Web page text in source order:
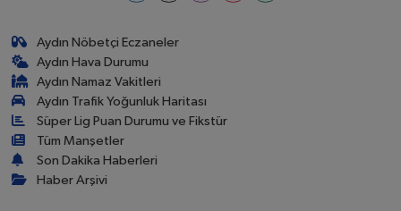
Aydın Nöbetçi Eczaneler
Aydın Hava Durumu
Aydın Namaz Vakitleri
Aydın Trafik Yoğunluk Haritası
Süper Lig Puan Durumu ve Fikstür
Tüm Manşetler
Son Dakika Haberleri
Haber Arşivi